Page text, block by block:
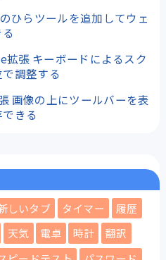
ひらツールを追加してウェ
張 キーボードによるスク
調整する
画像の上にツールバーを表
きる
しいタブ タイマー
履歴
天気 電卓 時計
翻訳